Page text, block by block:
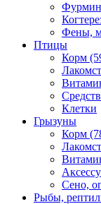
Фены,
Птицы
Корм
Клетки
Грызуны
Корм
Сено,
Рыбы,